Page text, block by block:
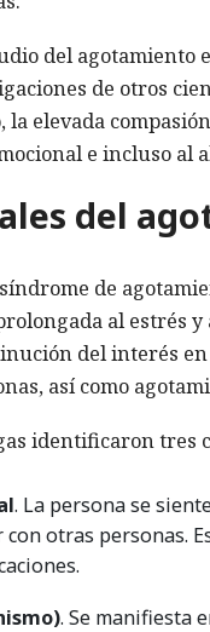
del agotamiento
de otros
la elevada
e incluso al
del
de
al estrés
del interés
así como
identificaron tres
. La persona se
otras personas.
. Se manifiesta